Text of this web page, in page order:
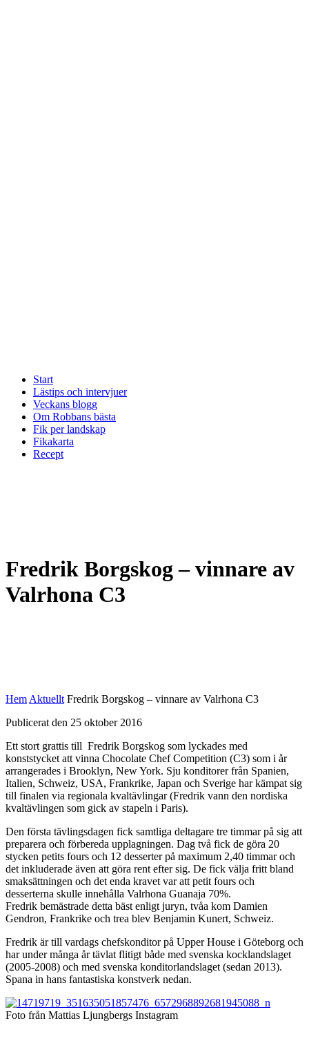
Start
Lästips och intervjuer
Veckans blogg
Om Robbans bästa
Fik per landskap
Fikakarta
Recept
Fredrik Borgskog – vinnare av
Valrhona C3
Hem Aktuellt Fredrik Borgskog – vinnare av Valrhona C3
Publicerat den 25 oktober 2016
Ett stort grattis till Fredrik Borgskog som lyckades med
konststycket att vinna Chocolate Chef Competition (C3) som i år
arrangerades i Brooklyn, New York. Sju konditorer från Spanien,
Italien, Schweiz, USA, Frankrike, Japan och Sverige har kämpat sig
till finalen via regionala kvaltävlingar (Fredrik vann den nordiska
kvaltävlingen som gick av stapeln i Paris).
Den första tävlingsdagen fick samtliga deltagare tre timmar på sig att
preparera och förbereda upplagningen. Dag två fick de göra 20
stycken petits fours och 12 desserter på maximum 2,40 timmar och
det inkluderade även att göra rent efter sig. De fick välja fritt bland
smaksättningen och det enda kravet var att petit fours och
desserterna skulle innehålla Valrhona Guanaja 70%.
Fredrik bemästrade detta bäst enligt juryn, tvåa kom Damien
Gendron, Frankrike och trea blev Benjamin Kunert, Schweiz.
Fredrik är till vardags chefskonditor på Upper House i Göteborg och
har under många år tävlat flitigt både med svenska kocklandslaget
(2005-2008) och med svenska konditorlandslaget (sedan 2013).
Spana in hans fantastiska konstverk nedan.
Foto från Mattias Ljungbergs Instagram